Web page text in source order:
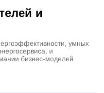
и
умных
и
бизнес-моделей